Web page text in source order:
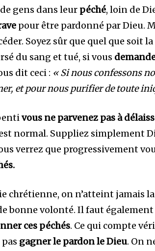
gens dans leur péché, loin de
pour être pardonné par Dieu.
Soyez sûr que quel que soit la
du sang et tué, si vous
dit ceci : « Si nous confessons
et pour nous purifier de toute
vous ne parvenez pas à
normal. Suppliez simplement
verrez que progressivement
chrétienne, on n’atteint jamais
bonne volonté. Il faut
ces péchés. Ce qui compte
gagner le pardon le Dieu. On